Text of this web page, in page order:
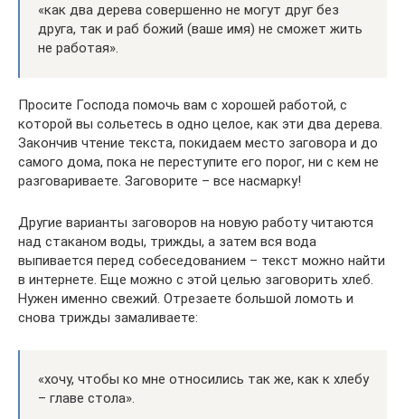
«как два дерева совершенно не могут друг без
друга, так и раб божий (ваше имя) не сможет жить
не работая».
Просите Господа помочь вам с хорошей работой, с
которой вы сольетесь в одно целое, как эти два дерева.
Закончив чтение текста, покидаем место заговора и до
самого дома, пока не переступите его порог, ни с кем не
разговариваете. Заговорите – все насмарку!
Другие варианты заговоров на новую работу читаются
над стаканом воды, трижды, а затем вся вода
выпивается перед собеседованием – текст можно найти
в интернете. Еще можно с этой целью заговорить хлеб.
Нужен именно свежий. Отрезаете большой ломоть и
снова трижды замаливаете:
«хочу, чтобы ко мне относились так же, как к хлебу
– главе стола».